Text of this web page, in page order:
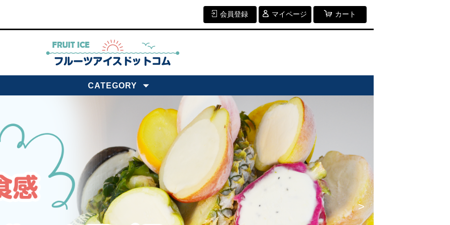
会員登録 マイページ カート
CATEGORY
>